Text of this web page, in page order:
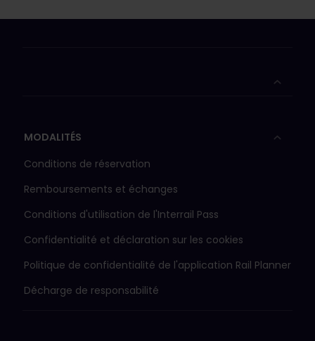
MODALITÉS
Conditions de réservation
Remboursements et échanges
Conditions d'utilisation de l'Interrail Pass
Confidentialité et déclaration sur les cookies
Politique de confidentialité de l'application Rail Planner
Décharge de responsabilité